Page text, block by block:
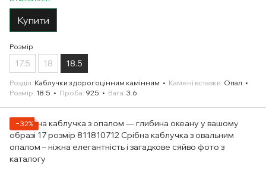
Купити
Розмір
17.5 18 18.5
Розділ Каблучки з дорогоцінним камінням Камені вставки Опал
Розмір 18.5 Проба 925 Вага 3.6
−32%